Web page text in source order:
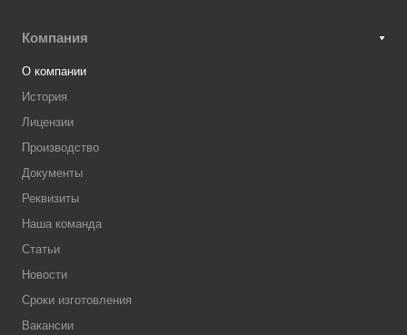
Компания
О компании
История
Лицензии
Производство
Документы
Реквизиты
Наша команда
Статьи
Новости
Сроки изготовления
Вакансии